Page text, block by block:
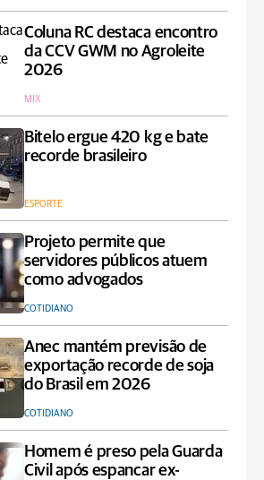
Coluna RC destaca encontro
da CCV GWM no Agroleite
2026
MIX
Bitelo ergue 420 kg e bate
recorde brasileiro
ESPORTE
Projeto permite que
servidores públicos atuem
como advogados
COTIDIANO
Anec mantém previsão de
exportação recorde de soja
do Brasil em 2026
COTIDIANO
Homem é preso pela Guarda
Civil após espancar ex-